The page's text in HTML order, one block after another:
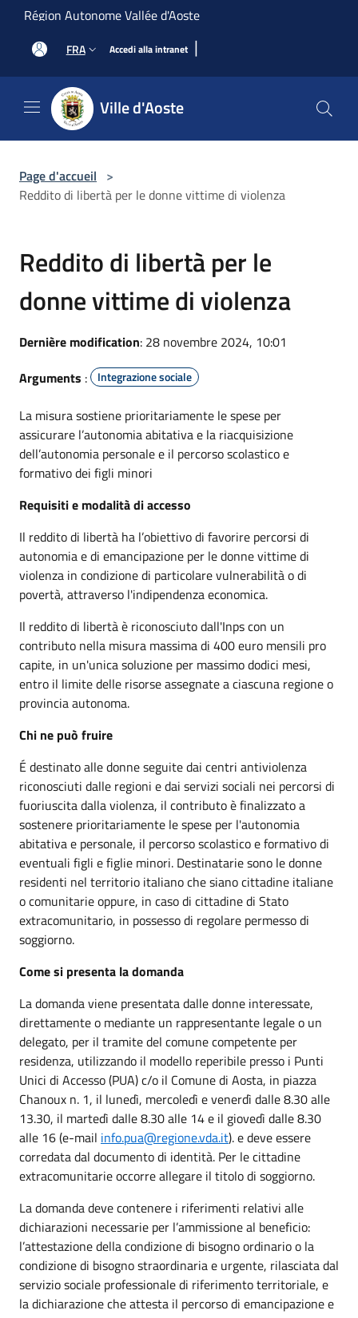
Salta al contenuto principale
Région Autonome Vallée d'Aoste
FRA Accedi alla intranet |
Ville d'Aoste
Page d'accueil >
Reddito di libertà per le donne vittime di violenza
Reddito di libertà per le
donne vittime di violenza
Dernière modification: 28 novembre 2024, 10:01
Arguments : Integrazione sociale
La misura sostiene prioritariamente le spese per
assicurare l’autonomia abitativa e la riacquisizione
dell’autonomia personale e il percorso scolastico e
formativo dei figli minori
Requisiti e modalità di accesso
Il reddito di libertà ha l’obiettivo di favorire percorsi di
autonomia e di emancipazione per le donne vittime di
violenza in condizione di particolare vulnerabilità o di
povertà, attraverso l'indipendenza economica.
Il reddito di libertà è riconosciuto dall'Inps con un
contributo nella misura massima di 400 euro mensili pro
capite, in un'unica soluzione per massimo dodici mesi,
entro il limite delle risorse assegnate a ciascuna regione o
provincia autonoma.
Chi ne può fruire
É destinato alle donne seguite dai centri antiviolenza
riconosciuti dalle regioni e dai servizi sociali nei percorsi di
fuoriuscita dalla violenza, il contributo è finalizzato a
sostenere prioritariamente le spese per l'autonomia
abitativa e personale, il percorso scolastico e formativo di
eventuali figli e figlie minori. Destinatarie sono le donne
residenti nel territorio italiano che siano cittadine italiane
o comunitarie oppure, in caso di cittadine di Stato
extracomunitario, in possesso di regolare permesso di
soggiorno.
Come si presenta la domanda
La domanda viene presentata dalle donne interessate,
direttamente o mediante un rappresentante legale o un
delegato, per il tramite del comune competente per
residenza, utilizzando il modello reperibile presso i Punti
Unici di Accesso (PUA) c/o il Comune di Aosta, in piazza
Chanoux n. 1, il lunedì, mercoledì e venerdì dalle 8.30 alle
13.30, il martedì dalle 8.30 alle 14 e il giovedì dalle 8.30
alle 16 (e-mail info.pua@regione.vda.it). e deve essere
corredata dal documento di identità. Per le cittadine
extracomunitarie occorre allegare il titolo di soggiorno.
La domanda deve contenere i riferimenti relativi alle
dichiarazioni necessarie per l’ammissione al beneficio:
l’attestazione della condizione di bisogno ordinario o la
condizione di bisogno straordinaria e urgente, rilasciata dal
servizio sociale professionale di riferimento territoriale, e
la dichiarazione che attesta il percorso di emancipazione e